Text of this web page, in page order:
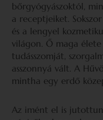
bőrgyógyászoktól,
a receptjeiket.
és a lengyel
világon. Ő maga
tudásszomját,
asszonnyá vált. A
mintha egy erdő
Az imént el is